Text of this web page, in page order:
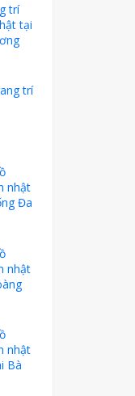
trí
tại
trí
nhật
Đa
nhật
nhật
Bà